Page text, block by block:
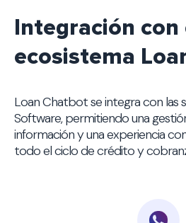
Integración con
ecosistema
Loan Chatbot se integra con las
Software, permitiendo una
información y una experiencia
todo el ciclo de crédito y